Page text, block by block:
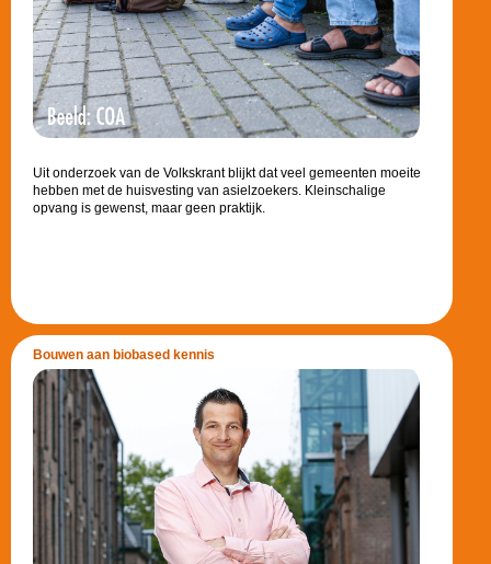
Uit onderzoek van de Volkskrant blijkt dat veel gemeenten moeite
hebben met de huisvesting van asielzoekers. Kleinschalige
opvang is gewenst, maar geen praktijk.
Bouwen aan biobased kennis